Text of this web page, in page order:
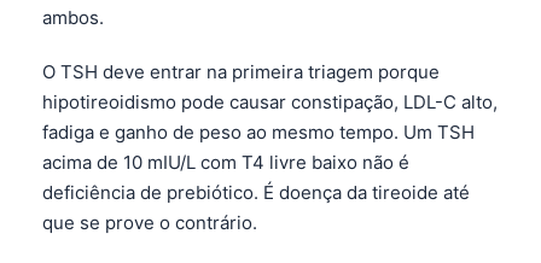
ambos.
O TSH deve entrar na primeira triagem porque
hipotireoidismo pode causar constipação, LDL-C alto,
fadiga e ganho de peso ao mesmo tempo. Um TSH
acima de 10 mIU/L com T4 livre baixo não é
deficiência de prebiótico. É doença da tireoide até
que se prove o contrário.
Română
简体中文
فارسی
Български